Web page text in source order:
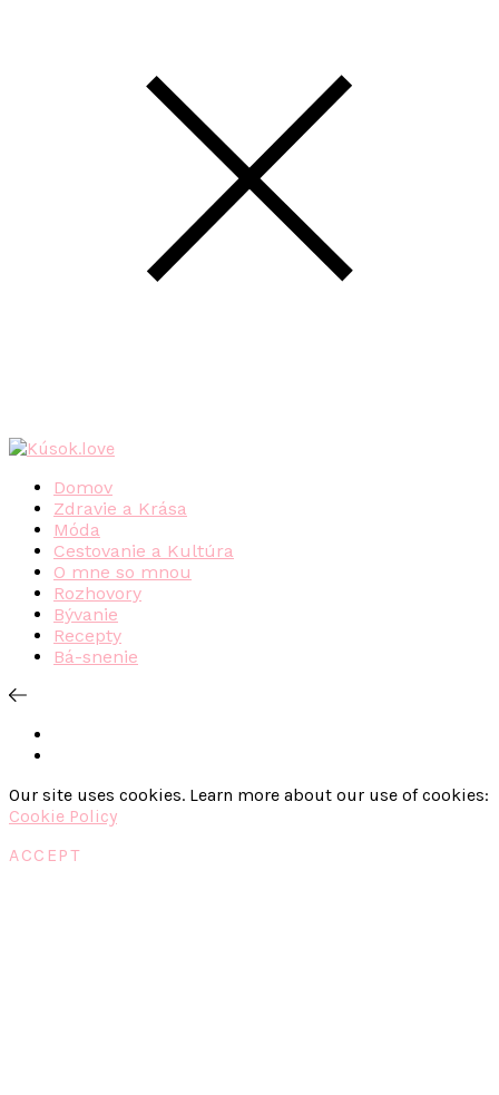
Domov
Zdravie a Krása
Móda
Cestovanie a Kultúra
O mne so mnou
Rozhovory
Bývanie
Recepty
Bá-snenie
Our site uses cookies. Learn more about our use of cookies:
Cookie Policy
ACCEPT